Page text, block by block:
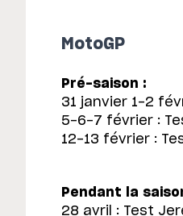
MotoGP
Pré-saison :
31 janvier 1-2
5-6-7 février :
12-13 février :
Pendant la
28 avril : Test